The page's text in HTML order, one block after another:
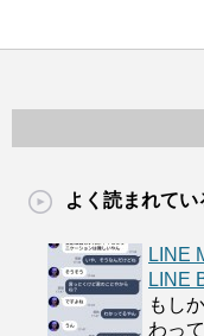
よく読まれてい
LINE
LINE
もし
わっ